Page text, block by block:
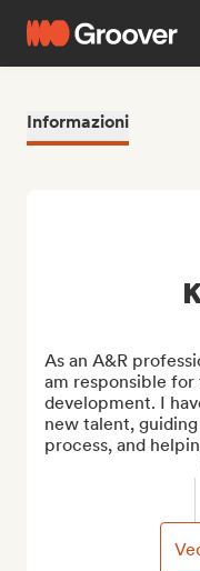
Informazioni
As an A&R
am responsible
development. I
new talent,
process, and